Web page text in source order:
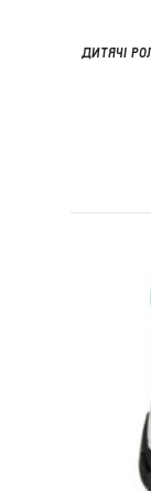
ДИТЯЧІ